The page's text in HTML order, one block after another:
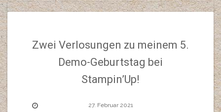
Zwei Verlosungen zu meinem 5.
Demo-Geburtstag bei
Stampin’Up!
27. Februar 2021